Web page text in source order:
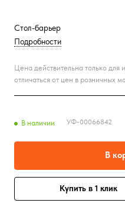
Стол-барьер
Подробности
Цена действительна только для
отличаться от цен в розничных
В наличии УФ-00066842
В
Купить в 1 клик